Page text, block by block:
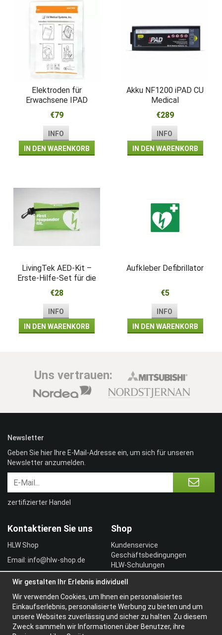
Elektroden für
Erwachsene IPAD
NF1200 CU Medical
€79
INFO
IN DEN WARENKORB
Akku NF1200 iPAD CU
Medical
€289
INFO
IN DEN WARENKORB
LivingTek AED-Kit –
Erste-Hilfe-Set für die
Wiederbelebung
€28
INFO
IN DEN WARENKORB
Aufkleber Defibrillator
€5
INFO
IN DEN WARENKORB
Uns vertrauen:
Kontaktieren Sie uns
HLW Shop
Email: info@hlw-shop.de
Shop
Kundenservice
Geschäftsbedingungen
HLW-Schulungen
Einloggen
Information
Über uns
Widerrufsbelehrung
Newsletter
Geben Sie hier Ihre E-Mail-Adresse ein, um sich für unseren
Newsletter anzumelden.
zertifizierter Handel
Wir gestalten Ihr Erlebnis individuell
Wir verwenden Cookies, um Ihnen ein personalisiertes
Einkaufserlebnis, personalisierte Werbung zu bieten und um
unsere Websites zuverlässig und sicher zu halten. Zu diesem
Zweck sammeln wir Informationen über Benutzer, ihre